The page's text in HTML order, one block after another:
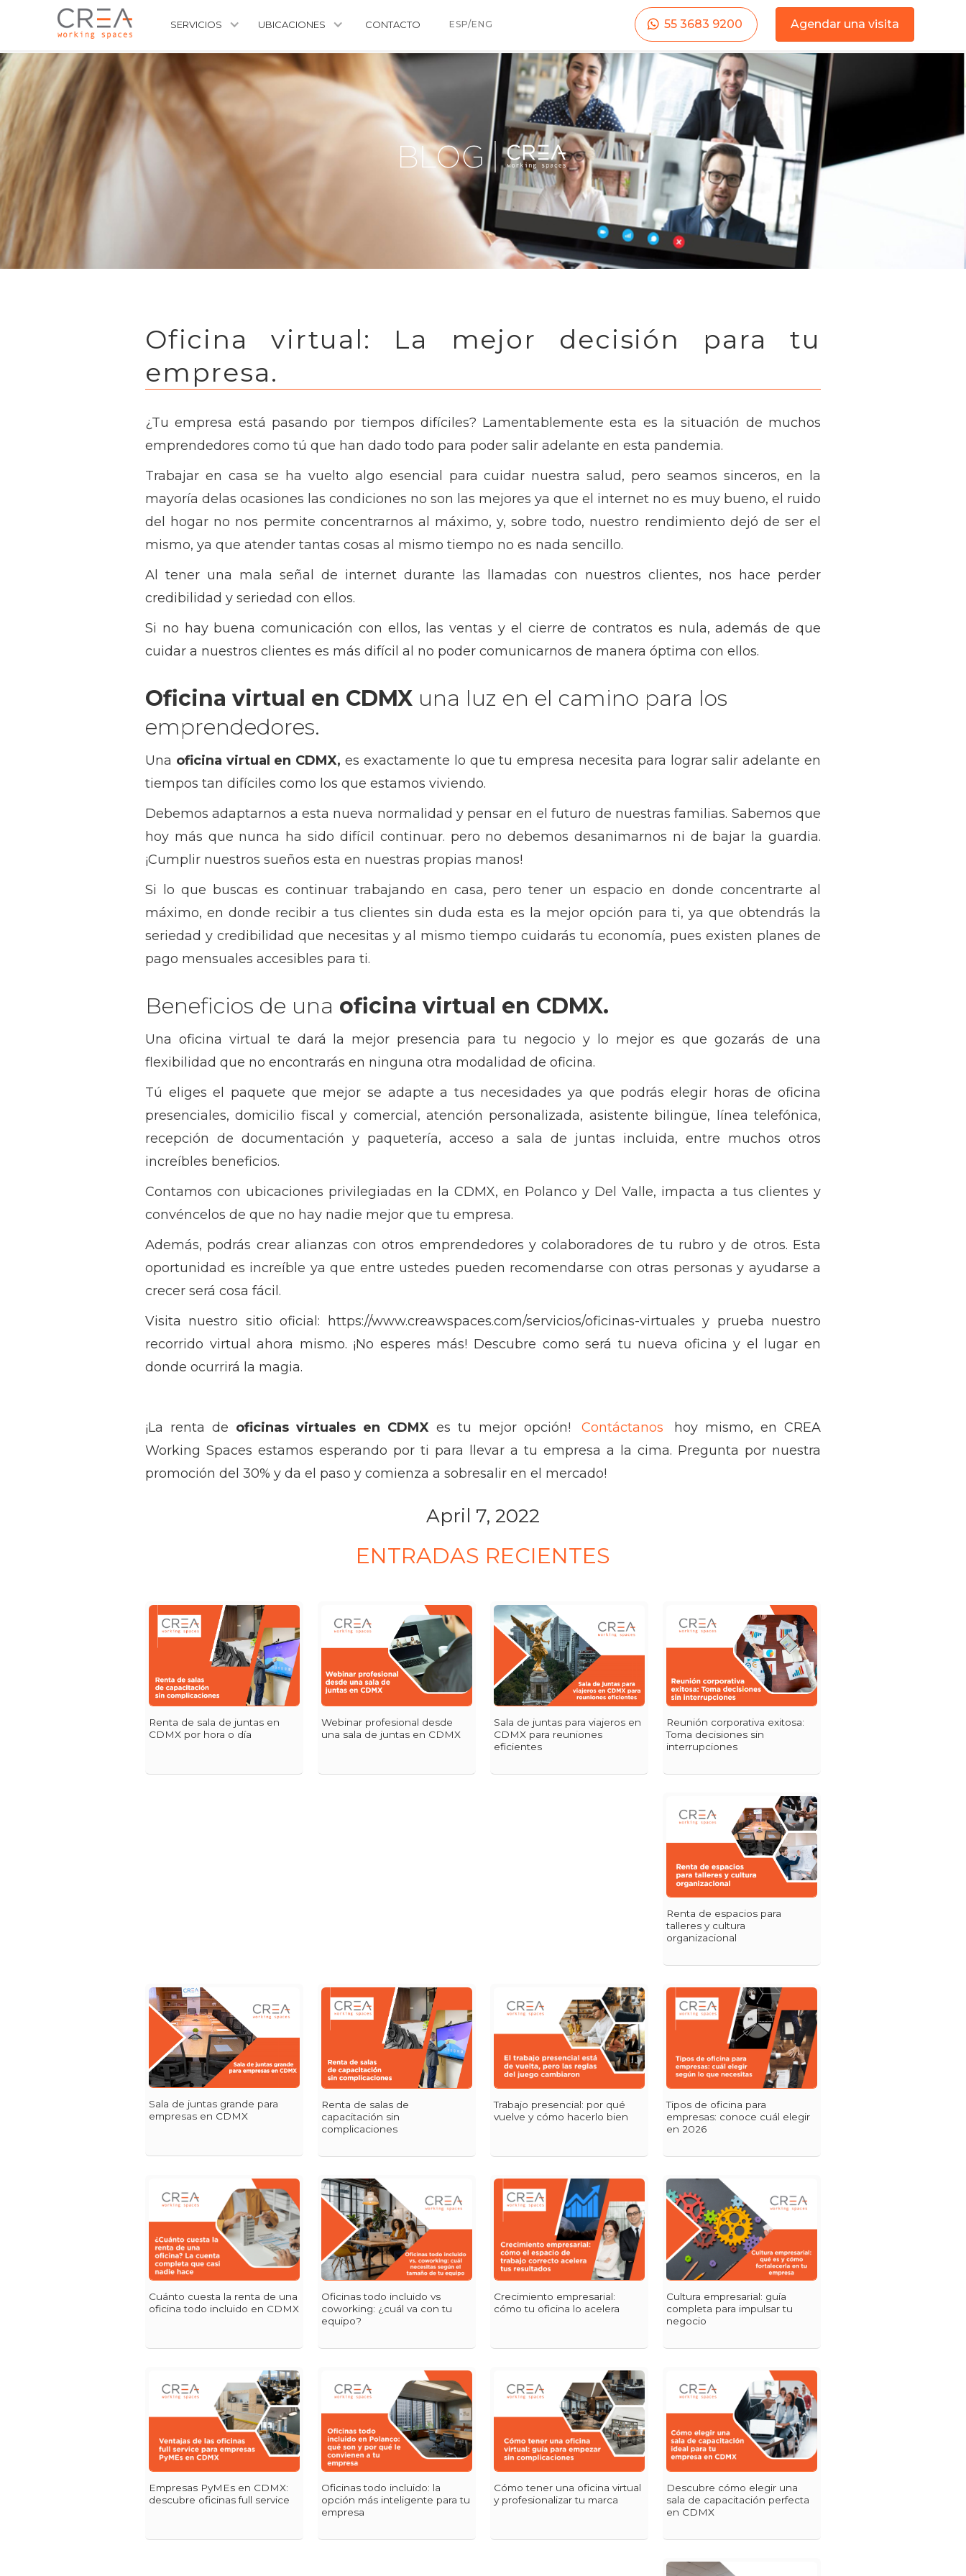
SERVICIOS UBICACIONES CONTACTO ESP/ENG Agendar una visita
55 3683 9200
Oficina virtual: La mejor decisión para tu
empresa.
¿Tu empresa está pasando por tiempos difíciles? Lamentablemente esta es la situación de muchos
emprendedores como tú que han dado todo para poder salir adelante en esta pandemia.
Trabajar en casa se ha vuelto algo esencial para cuidar nuestra salud, pero seamos sinceros, en la
mayoría delas ocasiones las condiciones no son las mejores ya que el internet no es muy bueno, el ruido
del hogar no nos permite concentrarnos al máximo, y, sobre todo, nuestro rendimiento dejó de ser el
mismo, ya que atender tantas cosas al mismo tiempo no es nada sencillo.
Al tener una mala señal de internet durante las llamadas con nuestros clientes, nos hace perder
credibilidad y seriedad con ellos.
Si no hay buena comunicación con ellos, las ventas y el cierre de contratos es nula, además de que
cuidar a nuestros clientes es más difícil al no poder comunicarnos de manera óptima con ellos.
Oficina virtual en CDMX una luz en el camino para los
emprendedores.
Una oficina virtual en CDMX,es exactamente lo que tu empresa necesita para lograr salir adelante en
tiempos tan difíciles como los que estamos viviendo.
Debemos adaptarnos a esta nueva normalidad y pensar en el futuro de nuestras familias. Sabemos que
hoy más que nunca ha sido difícil continuar. pero no debemos desanimarnos ni de bajar la guardia.
¡Cumplir nuestros sueños esta en nuestras propias manos!
Si lo que buscas es continuar trabajando en casa, pero tener un espacio en donde concentrarte al
máximo, en donde recibir a tus clientes sin duda esta es la mejor opción para ti, ya que obtendrás la
seriedad y credibilidad que necesitas y al mismo tiempo cuidarás tu economía, pues existen planes de
pago mensuales accesibles para ti.
Beneficios de una oficina virtual en CDMX.
Una oficina virtual te dará la mejor presencia para tu negocio y lo mejor es que gozarás de una
flexibilidad que no encontrarás en ninguna otra modalidad de oficina.
Tú eliges el paquete que mejor se adapte a tus necesidades ya que podrás elegir horas de oficina
presenciales, domicilio fiscal y comercial, atención personalizada, asistente bilingüe, línea telefónica,
recepción de documentación y paquetería, acceso a sala de juntas incluida, entre muchos otros
increíbles beneficios.
Contamos con ubicaciones privilegiadas en la CDMX, en Polanco y Del Valle, impacta a tus clientes y
convéncelos de que no hay nadie mejor que tu empresa.
Además, podrás crear alianzas con otros emprendedores y colaboradores de tu rubro y de otros. Esta
oportunidad es increíble ya que entre ustedes pueden recomendarse con otras personas y ayudarse a
crecer será cosa fácil.
Visita nuestro sitio oficial: https://www.creawspaces.com/servicios/oficinas-virtuales y prueba nuestro
recorrido virtual ahora mismo. ¡No esperes más! Descubre como será tu nueva oficina y el lugar en
donde ocurrirá la magia.
¡La renta de oficinas virtuales en CDMX es tu mejor opción! Contáctanos
hoy mismo, en CREA
Working Spaces estamos esperando por ti para llevar a tu empresa a la cima. Pregunta por nuestra
promoción del 30% y da el paso y comienza a sobresalir en el mercado!
April 7, 2022
ENTRADAS RECIENTES
Renta de sala de juntas en
CDMX por hora o día
Webinar profesional desde
una sala de juntas en CDMX
Sala de juntas para viajeros en
CDMX para reuniones
eficientes
Reunión corporativa exitosa:
Toma decisiones sin
interrupciones
Renta de espacios para
talleres y cultura
organizacional
Sala de juntas grande para
empresas en CDMX
Renta de salas de
capacitación sin
complicaciones
Trabajo presencial: por qué
vuelve y cómo hacerlo bien
Tipos de oficina para
empresas: conoce cuál elegir
en 2026
Cuánto cuesta la renta de una
oficina todo incluido en CDMX
Oficinas todo incluido vs
coworking: ¿cuál va con tu
equipo?
Crecimiento empresarial:
cómo tu oficina lo acelera
Cultura empresarial: guía
completa para impulsar tu
negocio
Empresas PyMEs en CDMX:
descubre oficinas full service
Oficinas todo incluido: la
opción más inteligente para tu
empresa
Cómo tener una oficina virtual
y profesionalizar tu marca
Descubre cómo elegir una
sala de capacitación perfecta
en CDMX